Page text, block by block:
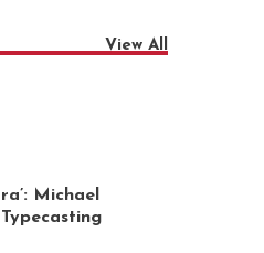
View All
Michael